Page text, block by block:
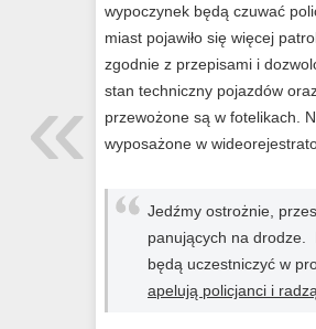
wypoczynek będą czuwać
miast pojawiło się więcej
zgodnie z przepisami i
stan techniczny pojazdów
przewożone są w fotelikach.
wyposażone w
Jedźmy ostrożnie,
panujących na drodze.
będą uczestniczyć w
apelują policjanci i
«